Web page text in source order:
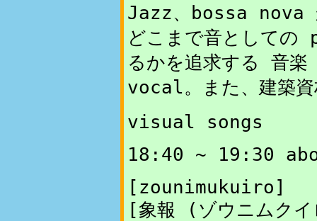
Jazz、bossa nova
どこまで音として
るかを追求する
vocal。また、建築資
visual songs
18:40 ~ 19:30
[ zounimukuiro ]
[象報 (ゾウニムク